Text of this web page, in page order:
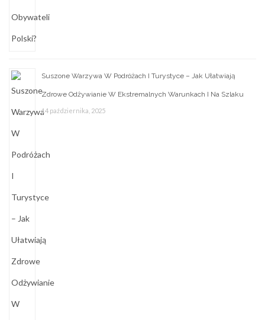
Suszone Warzywa W Podróżach I Turystyce – Jak Ułatwiają
Zdrowe Odżywianie W Ekstremalnych Warunkach I Na Szlaku
14 października, 2025